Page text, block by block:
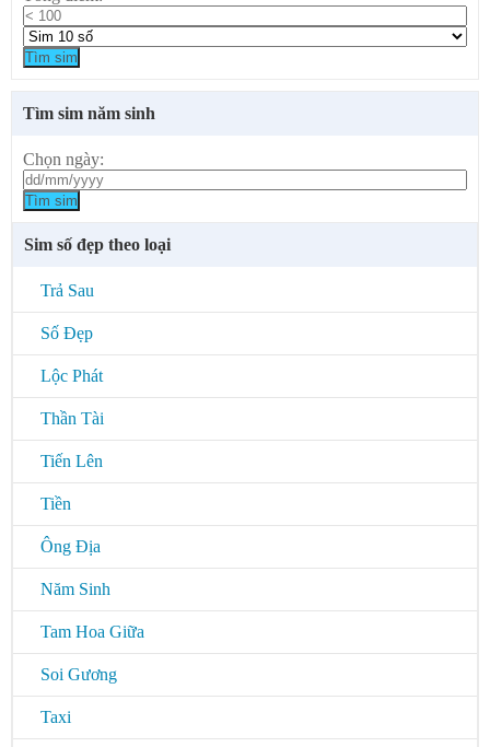
Tìm sim
Tìm sim năm sinh
Chọn ngày:
Tìm sim
Sim số đẹp theo loại
Trả Sau
Số Đẹp
Lộc Phát
Thần Tài
Tiến Lên
Tiền
Ông Địa
Năm Sinh
Tam Hoa Giữa
Soi Gương
Taxi